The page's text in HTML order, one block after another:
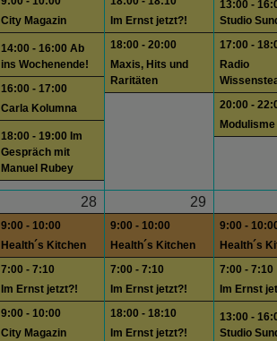
City Magazin
14:00 - 16:00 Ab
ins Wochenende!
16:00 - 17:00
Carla Kolumna
18:00 - 19:00 Im
Gespräch mit
Manuel Rubey
Im Ernst jetzt?!
18:00 - 20:00
Maxis, Hits und
Raritäten
13:00 -
Studio
17:00 -
Radio
20:00 -
Modulisme
28
9:00 - 10:00
Health´s Kitchen
7:00 - 7:10
Im Ernst jetzt?!
9:00 - 10:00
City Magazin
29
9:00 - 10:00
Health´s Kitchen
7:00 - 7:10
Im Ernst jetzt?!
18:00 - 18:10
Im Ernst jetzt?!
9:00 -
Health´s
7:00 - 7:10
Im Ernst
13:00 -
Studio